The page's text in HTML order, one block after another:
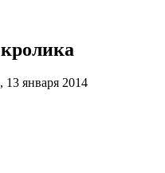
13 января 2014